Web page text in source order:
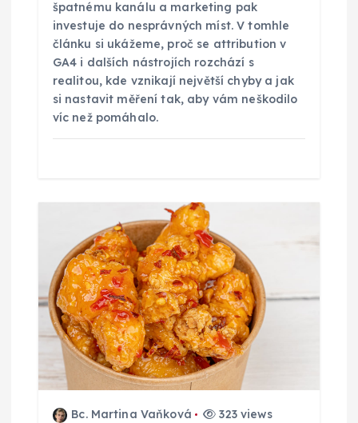
špatnému kanálu a marketing pak
investuje do nesprávných míst. V tomhle
článku si ukážeme, proč se attribution v
GA4 i dalších nástrojích rozchází s
realitou, kde vznikají největší chyby a jak
si nastavit měření tak, aby vám neškodilo
víc než pomáhalo.
Bc. Martina Vaňková 323 views